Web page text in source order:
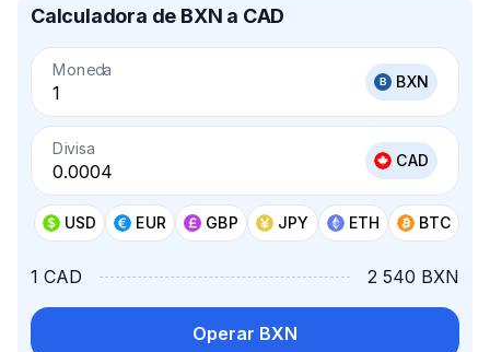
Calculadora de BXN a CAD
Moneda
BXN
Divisa
CAD
USD EUR GBP JPY ETH BTC
1 CAD 2 540 BXN
Operar BXN